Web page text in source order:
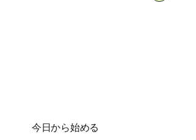
今日から始める